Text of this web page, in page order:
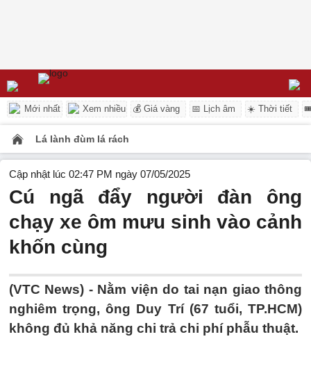
Mới nhất Xem nhiều 💰 Giá vàng 📅 Lịch âm ☀️ Thời tiết
Lá lành đùm lá rách
Cập nhật lúc 02:47 PM ngày 07/05/2025
Cú ngã đẩy người đàn ông
chạy xe ôm mưu sinh vào cảnh
khốn cùng
(VTC News) - Nằm viện do tai nạn giao thông
nghiêm trọng, ông Duy Trí (67 tuổi, TP.HCM)
không đủ khả năng chi trả chi phí phẫu thuật.